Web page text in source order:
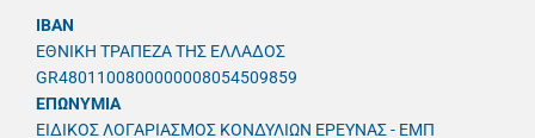
IBAN
ΕΘΝΙΚΗ ΤΡΑΠΕΖΑ ΤΗΣ ΕΛΛΑΔΟΣ
GR4801100800000008054509859
ΕΠΩΝΥΜΙΑ
ΕΙΔΙΚΟΣ ΛΟΓΑΡΙΑΣΜΟΣ ΚΟΝΔΥΛΙΩΝ ΕΡΕΥΝΑΣ - ΕΜΠ